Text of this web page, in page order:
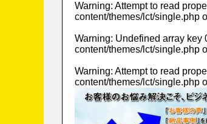
Warning: Attempt to read
content/themes/lct/single.php
Warning: Undefined array key
content/themes/lct/single.php
Warning: Attempt to read
content/themes/lct/single.php